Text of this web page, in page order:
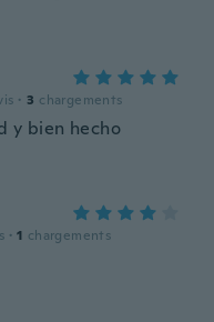
· 3 chargements
y bien hecho
· 1 chargements